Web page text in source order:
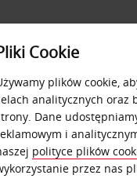
USŁUGI
Cookie
plików cookie,
analitycznych oraz
Dane
i
polityce plików
przez nas